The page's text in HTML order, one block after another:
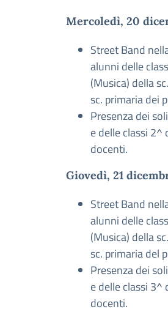
Mercoledì, 20
Street Band
alunni delle
(Musica) della
sc. primaria dei
Presenza dei
e delle classi 2^
docenti.
Giovedì, 21
Street Band
alunni delle
(Musica) della
sc. primaria del
Presenza dei
e delle classi 3^
docenti.